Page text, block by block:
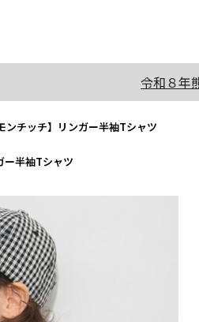
令和８年
ンチッチ】リンガー半袖Tシャツ
ー半袖Tシャツ